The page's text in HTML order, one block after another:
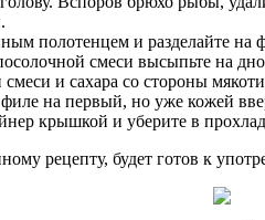
полотенцем и разделайте на
смеси высыпьте на
и сахара со стороны
на первый, но уже кожей
крышкой и уберите в
рецепту, будет готов к